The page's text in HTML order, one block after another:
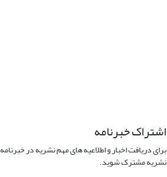
اشتراک خبرنامه
برای دریافت اخبار و اطلاعیه های مهم نشریه در خبرنامه
نشریه مشترک شوید.